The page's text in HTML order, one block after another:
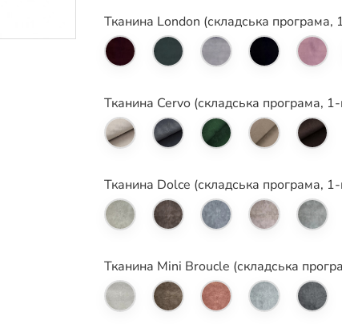
Тканина London (складська програма,
Тканина Cervo (складська програма, 1-
Тканина Dolce (складська програма, 1-
Тканина Mini Broucle (складська